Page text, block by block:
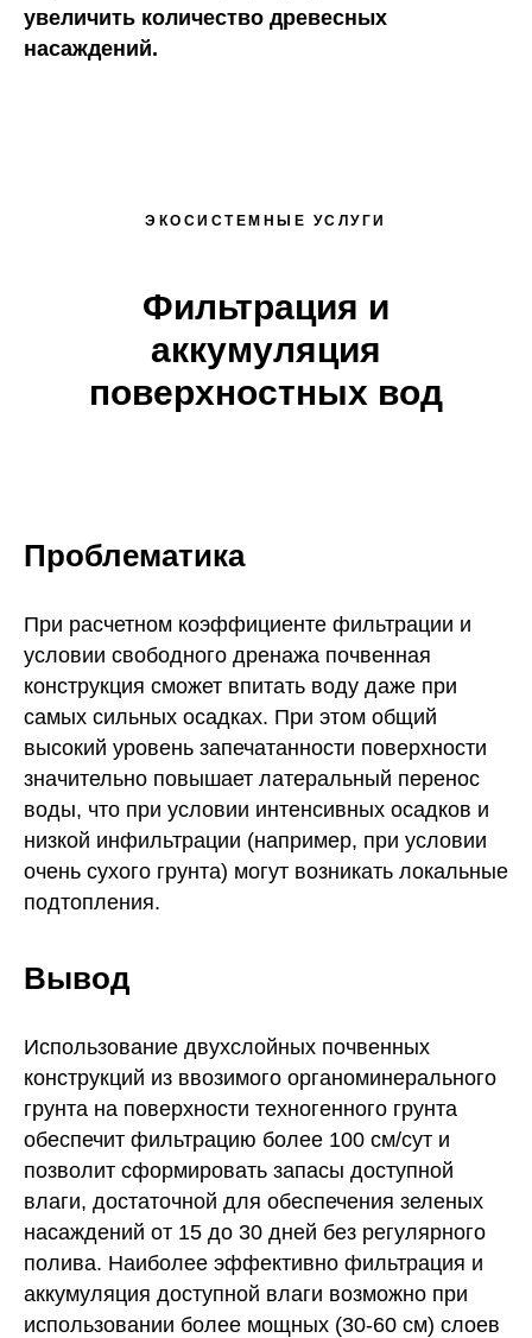
увеличить количество древесных
насаждений.
ЭКОСИСТЕМНЫЕ УСЛУГИ
Фильтрация и
аккумуляция
поверхностных вод
Проблематика
При расчетном коэффициенте фильтрации и
условии свободного дренажа почвенная
конструкция сможет впитать воду даже при
самых сильных осадках. При этом общий
высокий уровень запечатанности поверхности
значительно повышает латеральный перенос
воды, что при условии интенсивных осадков и
низкой инфильтрации (например, при условии
очень сухого грунта) могут возникать локальные
подтопления.
Вывод
Использование двухслойных почвенных
конструкций из ввозимого органоминерального
грунта на поверхности техногенного грунта
обеспечит фильтрацию более 100 см/сут и
позволит сформировать запасы доступной
влаги, достаточной для обеспечения зеленых
насаждений от 15 до 30 дней без регулярного
полива. Наиболее эффективно фильтрация и
аккумуляция доступной влаги возможно при
использовании более мощных (30-60 см) слоев